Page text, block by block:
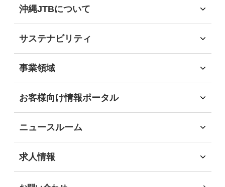
2022年(7)
(12)
2020年(10)
2019年 (2)
沖縄JTBについて
経営理念
会社概要
会社沿革
サステナビリティ
環境
社会
経済
DEIB推進
沖縄JTB サステナビリティレポート2025
事業領域
ソリューション領域
自社企画・運営領域
お客様向け情報ポータル
自治体・行政機関のお客様
学校・教育機関のお客様
事業パートナーの皆様
ニュースルーム
求人情報